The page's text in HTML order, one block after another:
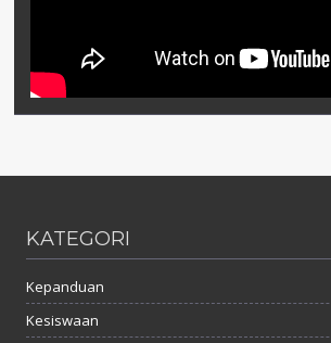
KATEGORI
Kepanduan
Kesiswaan